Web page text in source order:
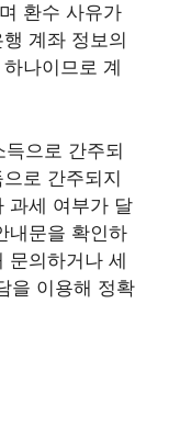
환수 사유가
계좌 정보의
나이므로 계
으로 간주되
로 간주되지
과세 여부가 달
내문을 확인하
문의하거나 세
을 이용해 정확